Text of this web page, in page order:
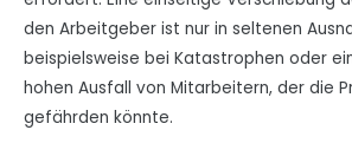
den Arbeitgeber ist nur in seltenen
beispielsweise bei Katastrophen oder
hohen Ausfall von Mitarbeitern, der die
gefährden könnte.